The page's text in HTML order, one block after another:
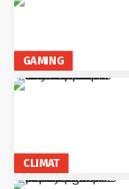
GAMING
CLIMAT